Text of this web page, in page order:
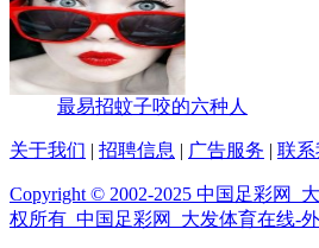
最易招蚊子咬的六种人
关于我们 | 招聘信息 | 广告服务 | 联系
Copyright © 2002-2025 中国足彩网_
权所有 中国足彩网_大发体育在线-